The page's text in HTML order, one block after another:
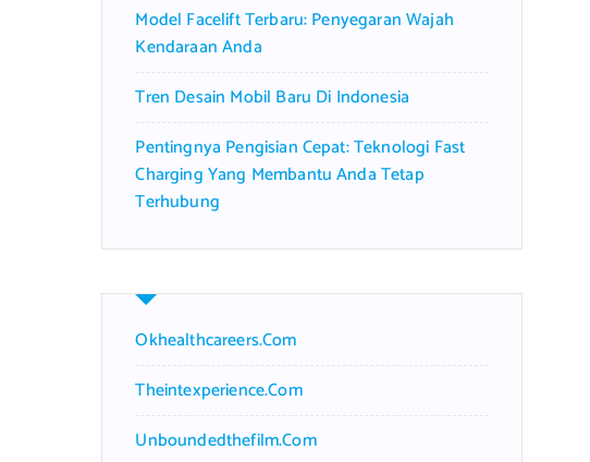
Model Facelift Terbaru: Penyegaran Wajah
Kendaraan Anda
Tren Desain Mobil Baru Di Indonesia
Pentingnya Pengisian Cepat: Teknologi Fast
Charging Yang Membantu Anda Tetap
Terhubung
Okhealthcareers.com
Theintexperience.com
Unboundedthefilm.com